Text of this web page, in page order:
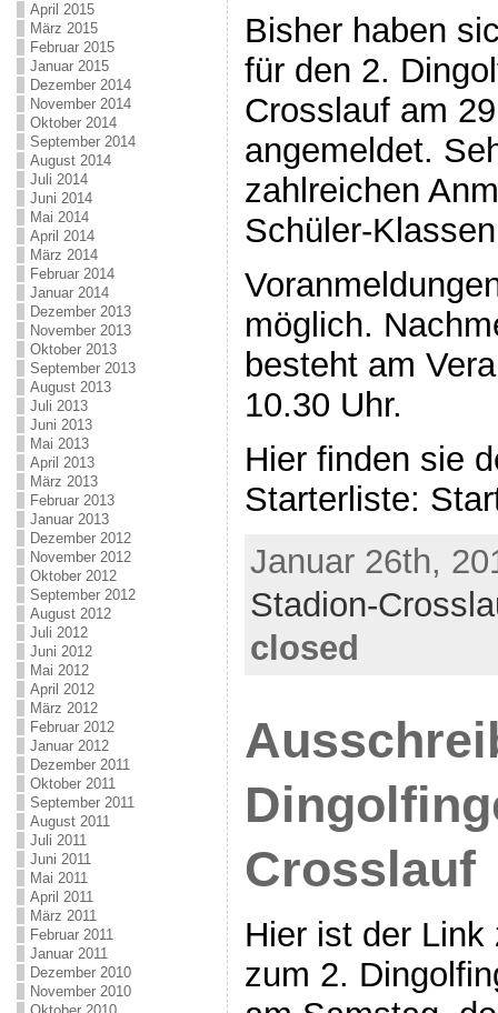
April 2015
März 2015
Februar 2015
Januar 2015
Dezember 2014
November 2014
Oktober 2014
September 2014
August 2014
Juli 2014
Juni 2014
Mai 2014
April 2014
März 2014
Februar 2014
Januar 2014
Dezember 2013
November 2013
Oktober 2013
September 2013
August 2013
Juli 2013
Juni 2013
Mai 2013
April 2013
März 2013
Februar 2013
Januar 2013
Dezember 2012
November 2012
Oktober 2012
September 2012
August 2012
Juli 2012
Juni 2012
Mai 2012
April 2012
März 2012
Februar 2012
Januar 2012
Dezember 2011
Oktober 2011
September 2011
August 2011
Juli 2011
Juni 2011
Mai 2011
April 2011
März 2011
Februar 2011
Januar 2011
Dezember 2010
November 2010
Bisher haben
für den 2.
Crosslauf am
angemeldet.
zahlreichen
Schüler-
möglich.
besteht am
10.30 Uhr.
Hier finden sie
Starterliste:
Januar 26th,
Stadion-
closed
Crosslauf
Hier ist der Link
zum 2.